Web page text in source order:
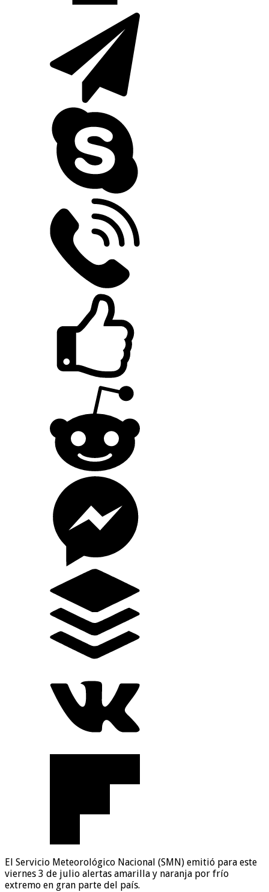
El Servicio Meteorológico Nacional (SMN) emitió para este
viernes 3 de julio alertas amarilla y naranja por frío
extremo en gran parte del país.